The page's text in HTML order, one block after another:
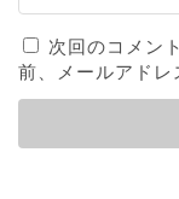
次回のコメン
前、メールアドレ